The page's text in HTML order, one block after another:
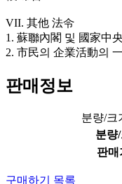
VII. 其他 法令
1. 蘇聯內閣 및 國家中
2. 市民의 企業活動의
판매정보
분량/크
분량/
판매
구매하기 목록